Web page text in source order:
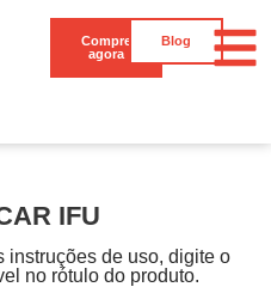
Compre
agora
Blog
IFU
instruções de uso, digite o
no rótulo do produto.